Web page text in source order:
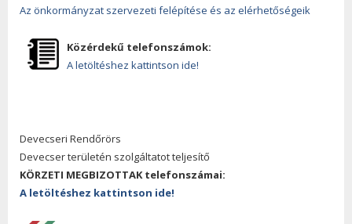
Az önkormányzat szervezeti felépítése és az elérhetőségeik
Közérdekű telefonszámok:
A letöltéshez kattintson ide!
Devecseri Rendőrörs
Devecser területén szolgáltatot teljesítő
KÖRZETI MEGBIZOTTAK telefonszámai:
A letöltéshez kattintson ide!